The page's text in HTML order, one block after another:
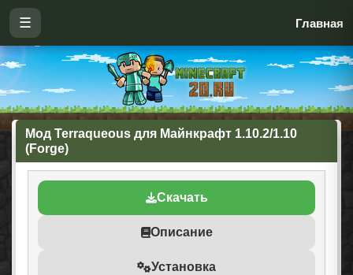
☰ Главная
Мод Terraqueous для Майнкрафт 1.10.2/1.10
(Forge)
Скачать
Описание
Установка